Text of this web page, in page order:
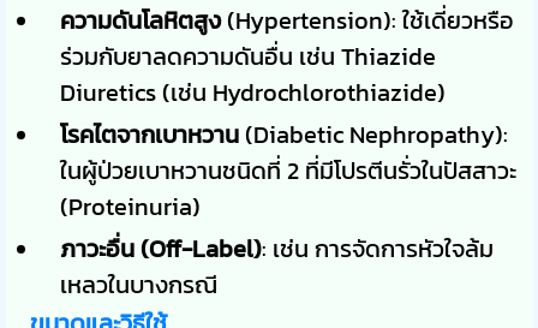
ความดันโลหิตสูง(Hypertension): ใช้เดี่ยวหรือ
ร่วมกับยาลดความดันอื่น เช่น Thiazide
Diuretics (เช่น Hydrochlorothiazide)
โรคไตจากเบาหวาน(Diabetic Nephropathy):
ในผู้ป่วยเบาหวานชนิดที่ 2 ที่มีโปรตีนรั่วในปัสสาวะ
(Proteinuria)
ภาวะอื่น (Off-Label): เช่น การจัดการหัวใจล้ม
เหลวในบางกรณี